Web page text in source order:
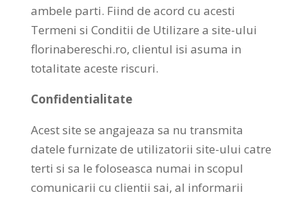
ambele parti. Fiind de acord cu acesti
Termeni si Conditii de Utilizare a site-ului
florinabereschi.ro, clientul isi asuma in
totalitate aceste riscuri.
Confidentialitate
Acest site se angajeaza sa nu transmita
datele furnizate de utilizatorii site-ului catre
terti si sa le foloseasca numai in scopul
comunicarii cu clientii sai, al informarii